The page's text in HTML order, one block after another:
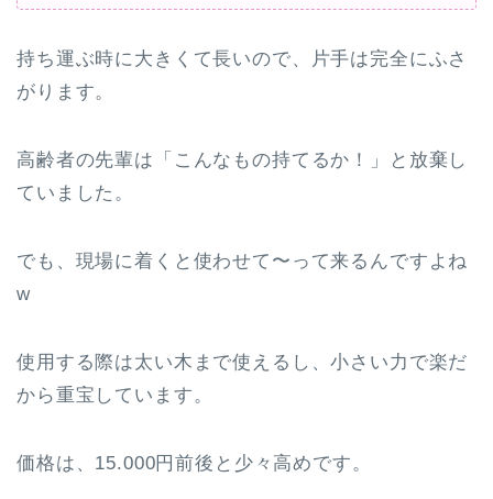
持ち運ぶ時に大きくて長いので、片手は完全にふさ
がります。
高齢者の先輩は「こんなもの持てるか！」と放棄し
ていました。
でも、現場に着くと使わせて〜って来るんですよね
w
使用する際は太い木まで使えるし、小さい力で楽だ
から重宝しています。
価格は、15.000円前後と少々高めです。